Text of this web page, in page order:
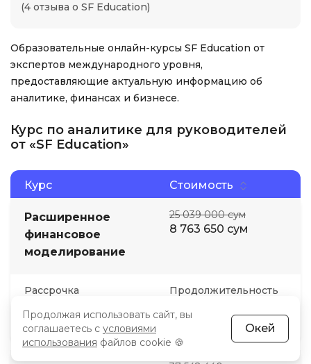
(4 отзыва о SF Education)
Образовательные онлайн-курсы SF Education от
экспертов международного уровня,
предоставляющие актуальную информацию об
аналитике, финансах и бизнесе.
Курс по аналитике для руководителей
от «SF Education»
Курс Стоимость
Расширенное
финансовое
моделирование
25 039 000 сум
8 763 650 сум
Рассрочка
486 910 сум/мес
Продолжительность
Продолжая использовать сайт, вы
соглашаетесь с условиями
использования файлов cookie 🍪
Окей